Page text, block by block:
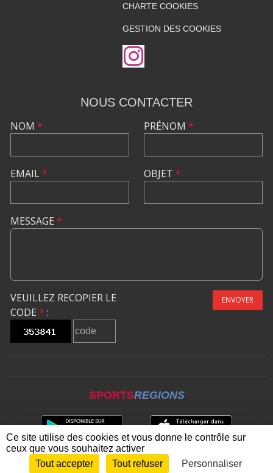
CHARTE COOKIES
GESTION DES COOKIES
NOUS CONTACTER
NOM *
EMAIL*
PRÉNOM *
OBJET *
MESSAGE *
VEUILLEZ RECOPIER LE
CODE * :
ENVOYER
SPORTSREGIONS
Envie de participer ? CONNEXION
Ce site utilise des cookies et vous donne le contrôle sur
ceux que vous souhaitez activer
Tout accepter
Tout refuser Personnaliser